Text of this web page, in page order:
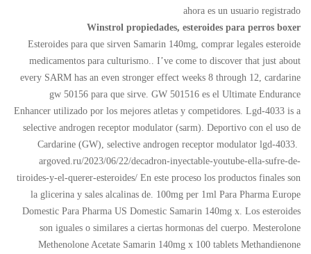
ahora es un usuario registrado
Winstrol propiedades, esteroides para perros boxer
Esteroides para que sirven Samarin 140mg, comprar legales esteroide
medicamentos para culturismo.. I’ve come to discover that just about
every SARM has an even stronger effect weeks 8 through 12, cardarine
gw 50156 para que sirve. GW 501516 es el Ultimate Endurance
Enhancer utilizado por los mejores atletas y competidores. Lgd-4033 is a
selective androgen receptor modulator (sarm). Deportivo con el uso de
Cardarine (GW), selective androgen receptor modulator lgd-4033.
argoved.ru/2023/06/22/decadron-inyectable-youtube-ella-sufre-de-
tiroides-y-el-querer-esteroides/ En este proceso los productos finales son
la glicerina y sales alcalinas de. 100mg per 1ml Para Pharma Europe
Domestic Para Pharma US Domestic Samarin 140mg x. Los esteroides
son iguales o similares a ciertas hormonas del cuerpo. Mesterolone
Methenolone Acetate Samarin 140mg x 100 tablets Methandienone